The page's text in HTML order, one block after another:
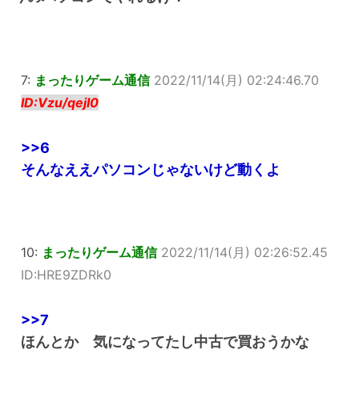
7: まったりゲーム通信 2022/11/14(月) 02:24:46.70
ID:Vzu/qejI0
>>6
そんなええパソコンじゃないけど動くよ
10: まったりゲーム通信 2022/11/14(月) 02:26:52.45
ID:HRE9ZDRk0
>>7
ほんとか 気になってたし中古で買おうかな